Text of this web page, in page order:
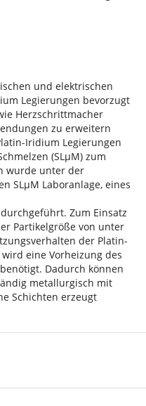
und elektrischen
Legierungen bevorzugt
Herzschrittmacher
zu erweitern
Iridium Legierungen
(SLµM) zum
wurde unter der
SLµM Laboranlage, eines
Zum Einsatz
Partikelgröße von unter
der Platin-
eine Vorheizung des
Dadurch können
metallurgisch mit
Schichten erzeugt